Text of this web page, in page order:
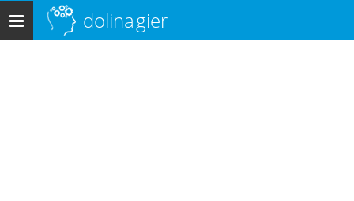
Menu
główne
dolinagier